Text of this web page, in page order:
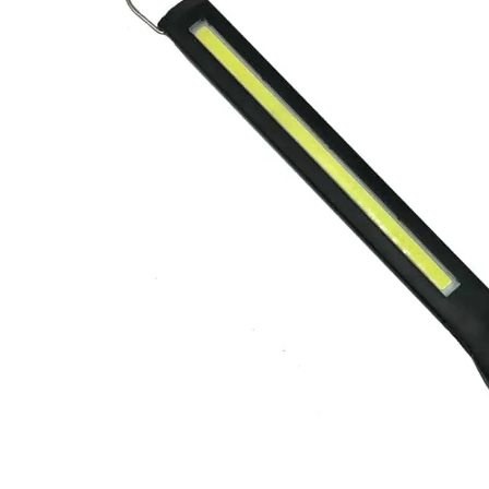
LED achterlichten
LED breedtelampen
LED
LED Hal,-
Overige